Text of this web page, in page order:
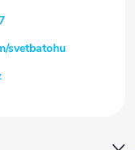
svetbatohu